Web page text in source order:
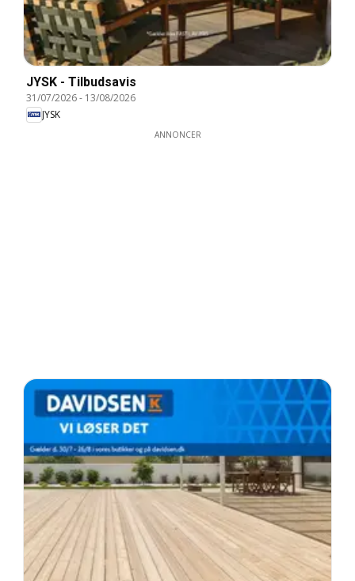
JYSK - Tilbudsavis
31/07/2026- 13/08/2026
JYSK
ANNONCER